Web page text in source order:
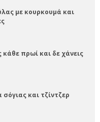
με κουρκουμά και
πρωί και δε χάνεις
και τζίντζερ